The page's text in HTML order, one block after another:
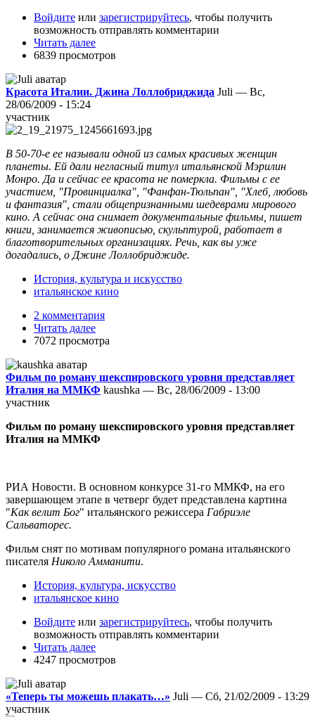
Войдите или зарегистрируйтесь, чтобы получить
возможность отправлять комментарии
Читать далее
6839 просмотров
Красота Италии. Джина Лоллобриджида Juli — Вс,
28/06/2009 - 15:24
участник
В 50-70-е ее называли одной из самых красивых женщин
планеты. Ей дали негласный титул итальянской Мэрилин
Монро. Да и сейчас ее красота не померкла. Фильмы с ее
участием, "Провинциалка", "Фанфан-Тюльпан", "Хлеб, любовь
и фантазия", стали общепризнанными шедеврами мирового
кино. А сейчас она снимает документальные фильмы, пишет
книги, занимается живописью, скульптурой, работает в
благотворительных организациях. Речь, как вы уже
догадались, о Джине Лоллобриджиде.
История, культура и искусство
итальянское кино
2 комментария
Читать далее
7072 просмотра
Фильм по роману шекспировского уровня представляет
Италия на ММКФ kaushka — Вс, 28/06/2009 - 13:00
участник
Фильм по роману шекспировского уровня представляет
Италия на ММКФ
РИА Новости. В основном конкурсе 31-го ММКФ, на его
завершающем этапе в четверг будет представлена картина
"Как велит Бог" итальянского режиссера Габриэле
Сальваторес.
Фильм снят по мотивам популярного романа итальянского
писателя Николо Амманити.
История, культура, искусство
итальянское кино
Войдите или зарегистрируйтесь, чтобы получить
возможность отправлять комментарии
Читать далее
4247 просмотров
«Теперь ты можешь плакать…» Juli — Сб, 21/02/2009 - 13:29
участник